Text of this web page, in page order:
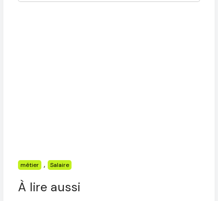
Étiquettes
métier , Salaire
À lire aussi